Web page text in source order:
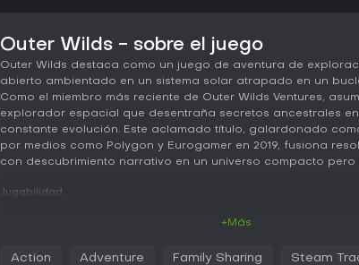
Outer Wilds - sobre el juego
Outer Wilds destaca como un juego de aventura de
abierto ambientado en un sistema solar atrapado en un
Como el miembro más reciente de Outer Wilds Ventures,
explorador espacial que desentraña secretos ancestrales
constante evolución. Este aclamado título, galardonado
por medios como Polygon y Eurogamer en 2019, fusiona
con descubrimiento narrativo en un universo compacto pero
Jugabilidad
+Más
Action Adventure Family Sharing Steam